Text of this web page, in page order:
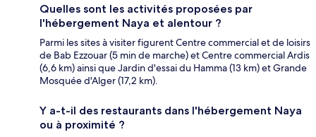
Quelles sont les activités proposées par
l'hébergement Naya et alentour ?
Parmi les sites à visiter figurent Centre commercial et de loisirs
de Bab Ezzouar (5 min de marche) et Centre commercial Ardis
(6,6 km) ainsi que Jardin d'essai du Hamma (13 km) et Grande
Mosquée d'Alger (17,2 km).
Y a-t-il des restaurants dans l'hébergement Naya
ou à proximité ?